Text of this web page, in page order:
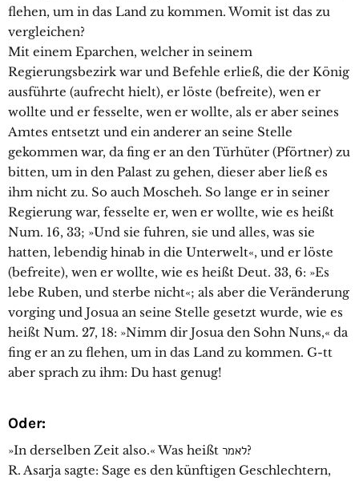
flehen, um in das Land zu kommen. Womit ist das zu
vergleichen?
Mit einem Eparchen, welcher in seinem
Regierungsbezirk war und Befehle erließ, die der König
ausführte (aufrecht hielt), er löste (befreite), wen er
wollte und er fesselte, wen er wollte, als er aber seines
Amtes entsetzt und ein anderer an seine Stelle
gekommen war, da fing er an den Türhüter (Pförtner) zu
bitten, um in den Palast zu gehen, dieser aber ließ es
ihm nicht zu. So auch Moscheh. So lange er in seiner
Regierung war, fesselte er, wen er wollte, wie es heißt
Num. 16, 33; »Und sie fuhren, sie und alles, was sie
hatten, lebendig hinab in die Unterwelt«, und er löste
(befreite), wen er wollte, wie es heißt Deut. 33, 6: »Es
lebe Ruben, und sterbe nicht«; als aber die Veränderung
vorging und Josua an seine Stelle gesetzt wurde, wie es
heißt Num. 27, 18: »Nimm dir Josua den Sohn Nuns,« da
fing er an zu flehen, um in das Land zu kommen. G-tt
aber sprach zu ihm: Du hast genug!
Oder:
»In derselben Zeit also.« Was heißt לאמר?
R. Asarja sagte: Sage es den künftigen Geschlechtern,